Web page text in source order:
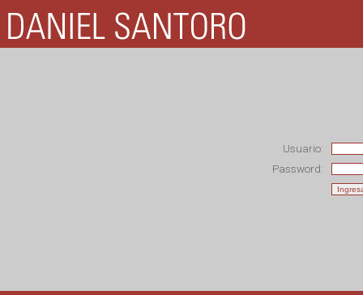
Usuario:
Password: